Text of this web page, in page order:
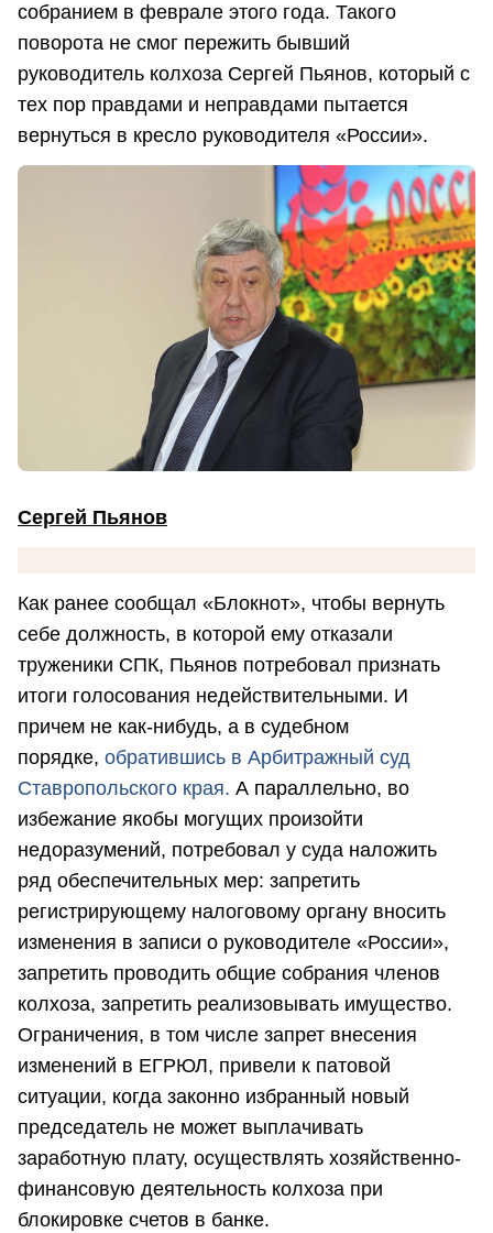
собранием в феврале этого года. Такого
поворота не смог пережить бывший
руководитель колхоза Сергей Пьянов, который с
тех пор правдами и неправдами пытается
вернуться в кресло руководителя «России».
Сергей Пьянов
Как ранее сообщал «Блокнот», чтобы вернуть
себе должность, в которой ему отказали
труженики СПК, Пьянов потребовал признать
итоги голосования недействительными. И
причем не как-нибудь, а в судебном
порядке, обратившись в Арбитражный суд
Ставропольского края. А параллельно, во
избежание якобы могущих произойти
недоразумений, потребовал у суда наложить
ряд обеспечительных мер: запретить
регистрирующему налоговому органу вносить
изменения в записи о руководителе «России»,
запретить проводить общие собрания членов
колхоза, запретить реализовывать имущество.
Ограничения, в том числе запрет внесения
изменений в ЕГРЮЛ, привели к патовой
ситуации, когда законно избранный новый
председатель не может выплачивать
заработную плату, осуществлять хозяйственно-
финансовую деятельность колхоза при
блокировке счетов в банке.